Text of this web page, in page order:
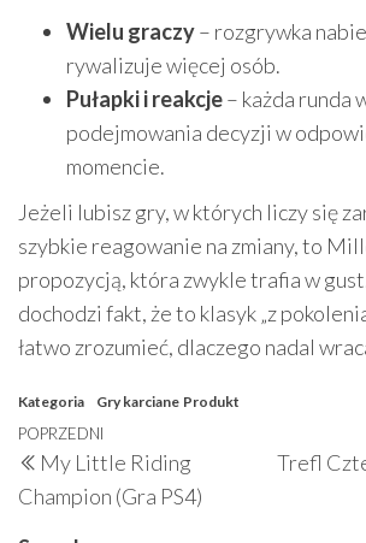
Wielu graczy– rozgrywka
rywalizuje więcej osób.
Pułapki i reakcje– każda runda
podejmowania decyzji w
momencie.
Jeżeli lubisz gry, w których liczy się
szybkie reagowanie na zmiany, to
propozycją, która zwykle trafia w
dochodzi fakt, że to klasyk „z
łatwo zrozumieć, dlaczego nadal
Kategoria Gry karciane Produkt
Nawigacja
wpisu
Poprzedni
wpis
POPRZEDNI
My Little Riding
Champion (Gra PS4)
Trefl